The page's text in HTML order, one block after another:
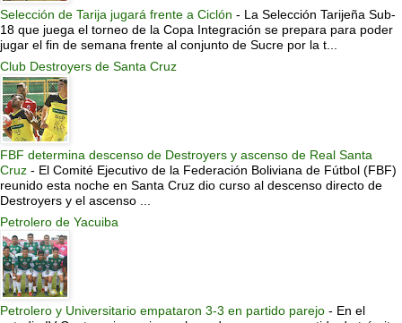
Selección de Tarija jugará frente a Ciclón - La Selección Tarijeña Sub-
18 que juega el torneo de la Copa Integración se prepara para poder
jugar el fin de semana frente al conjunto de Sucre por la t...
Club Destroyers de Santa Cruz
FBF determina descenso de Destroyers y ascenso de Real Santa
Cruz - El Comité Ejecutivo de la Federación Boliviana de Fútbol (FBF)
reunido esta noche en Santa Cruz dio curso al descenso directo de
Destroyers y el ascenso ...
Petrolero de Yacuiba
Petrolero y Universitario empataron 3-3 en partido parejo - En el